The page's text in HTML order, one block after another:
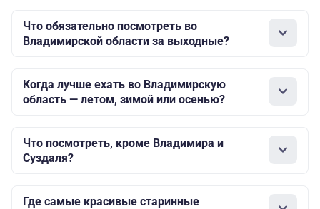
Что обязательно посмотреть во
Владимирской области за выходные?
Когда лучше ехать во Владимирскую
область — летом, зимой или осенью?
Что посмотреть, кроме Владимира и
Суздаля?
Где самые красивые старинные